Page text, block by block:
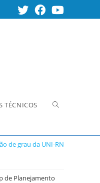
TÉCNICOS Alternar
de grau da UNI-RN
de Planejamento